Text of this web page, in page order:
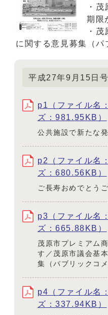
・
期限
・
に関する意見募集（パ
平成27年9月15日号
p1（ファイル名
ズ：981.95KB）
公共施設で新たな発
p2（ファイル名
ズ：680.56KB）
ご長寿おめでとう
p3（ファイル名
ズ：665.88KB）
茂原市プレミアム
す／茂原市議会基
集（パブリックコメ
p4（ファイル名
ズ：337.94KB）